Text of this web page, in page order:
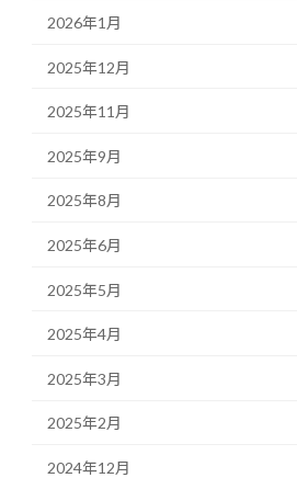
2026年1月
2025年12月
2025年11月
2025年9月
2025年8月
2025年6月
2025年5月
2025年4月
2025年3月
2025年2月
2024年12月